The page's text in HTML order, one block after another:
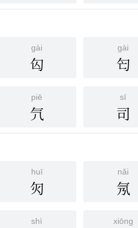
gài
匃
gài
匄
piē
氕
sī
司
huī
灳
nǎi
氖
shì xiōng